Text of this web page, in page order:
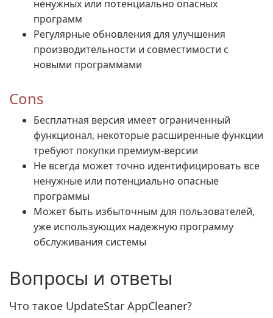
ненужных или потенциально опасных
программ
Регулярные обновления для улучшения
производительности и совместимости с
новыми программами
Cons
Бесплатная версия имеет ограниченный
функционал, некоторые расширенные функции
требуют покупки премиум-версии
Не всегда может точно идентифицировать все
ненужные или потенциально опасные
программы
Может быть избыточным для пользователей,
уже использующих надежную программу
обслуживания системы
Вопросы и ответы
Что такое UpdateStar AppCleaner?